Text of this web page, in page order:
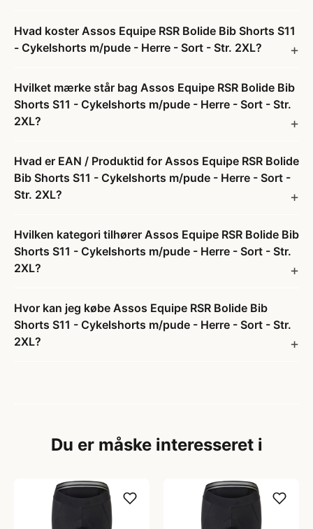
Hvad koster Assos Equipe RSR Bolide Bib Shorts S11
- Cykelshorts m/pude - Herre - Sort - Str. 2XL?
Hvilket mærke står bag Assos Equipe RSR Bolide Bib
Shorts S11 - Cykelshorts m/pude - Herre - Sort - Str.
2XL?
Hvad er EAN / Produktid for Assos Equipe RSR Bolide
Bib Shorts S11 - Cykelshorts m/pude - Herre - Sort -
Str. 2XL?
Hvilken kategori tilhører Assos Equipe RSR Bolide Bib
Shorts S11 - Cykelshorts m/pude - Herre - Sort - Str.
2XL?
Hvor kan jeg købe Assos Equipe RSR Bolide Bib
Shorts S11 - Cykelshorts m/pude - Herre - Sort - Str.
2XL?
Du er måske interesseret i